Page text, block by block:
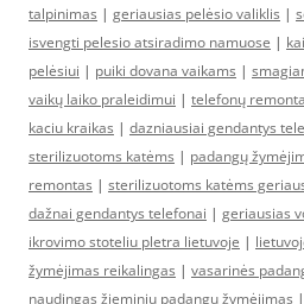
talpinimas | geriausias pelėsio valiklis |
isvengti pelesio atsiradimo namuose |
pelėsiui | puiki dovana vaikams |
vaikų laiko praleidimui | telefonų
kaciu kraikas | dazniausiai gendantys
sterilizuotoms katėms | padangų
remontas | sterilizuotoms katėms
dažnai gendantys telefonai | geriausias
ikrovimo stoteliu pletra lietuvoje |
žymėjimas reikalingas | vasarinės
naudingas žieminių padangų žymėjimas |